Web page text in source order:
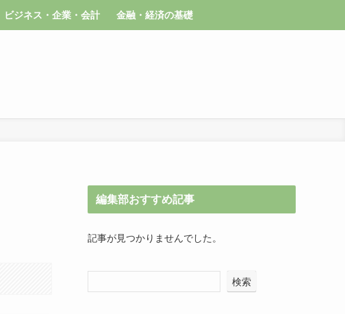
ビジネス・企業・会計 金融・経済の基礎
編集部おすすめ記事
記事が見つかりませんでした。
検索